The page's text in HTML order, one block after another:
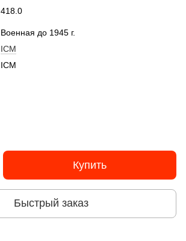
418.0
Военная до 1945 г.
ICM
ICM
Купить
Быстрый заказ